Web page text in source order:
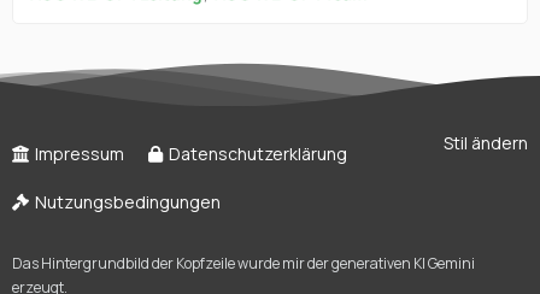
Stil ändern
Impressum Datenschutzerklärung
Nutzungsbedingungen
Das Hintergrundbild der Kopfzeile wurde mir der generativen KI Gemini
erzeugt.